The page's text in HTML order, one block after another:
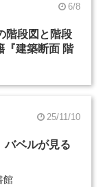
6/8
階段図と階段
『建築断面 階
25/11/10
ベルが見る
館